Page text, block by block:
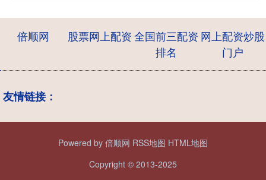
倍顺网 股票网上配资全国前三配资
排名
网上配资炒股
门户
友情链接：
Powered by 倍顺网 RSS地图 HTML地图
Copyright © 2013-2025